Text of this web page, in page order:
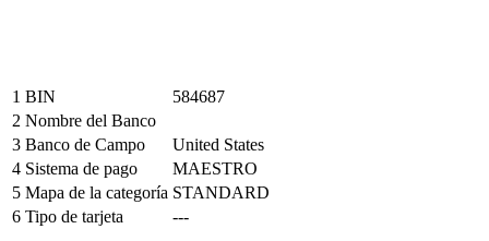
1 BIN
584687
2 Nombre del Banco
3 Banco de Campo
United States
4 Sistema de pago
MAESTRO
5 Mapa de la categoría STANDARD
6 Tipo de tarjeta ---